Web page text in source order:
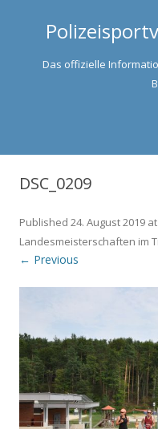
Das offizielle
DSC_0209
Published 24. August 2019 at
Landesmeisterschaften im
← Previous